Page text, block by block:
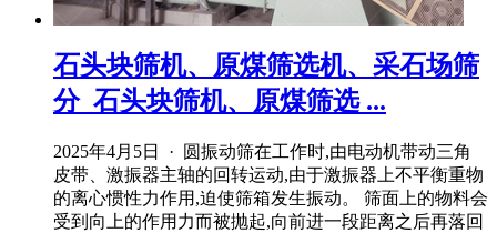
石头块筛机、原煤筛选机、采石场筛
分_石头块筛机、原煤筛选 ...
2025年4月5日 · 圆振动筛在工作时,由电动机带动三角
皮带、激振器主轴的回转运动,由于激振器上不平衡重物
的离心惯性力作用,迫使筛箱发生振动。 筛面上的物料会
受到向上的作用力而被抛起,向前进一段距离之后再落回